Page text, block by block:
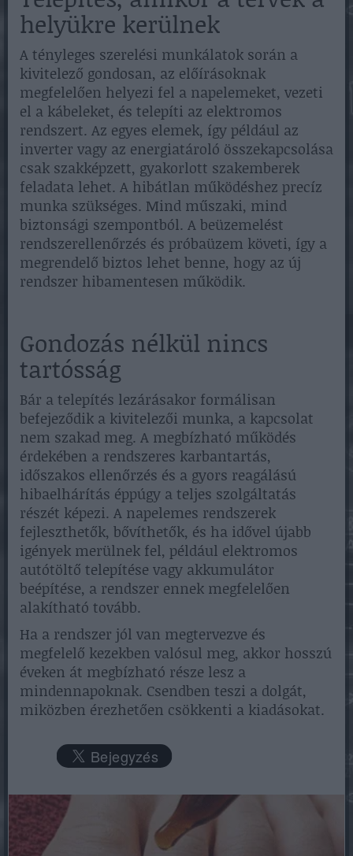
helyükre kerülnek
A tényleges szerelési munkálatok során a
kivitelező gondosan, az előírásoknak
megfelelően helyezi fel a napelemeket, vezeti
el a kábeleket, és telepíti az elektromos
rendszert. Az egyes elemek, így például az
inverter vagy az energiatároló összekapcsolása
csak szakképzett, gyakorlott szakemberek
feladata lehet. A hibátlan működéshez precíz
munka szükséges. Mind műszaki, mind
biztonsági szempontból. A beüzemelést
rendszerellenőrzés és próbaüzem követi, így a
megrendelő biztos lehet benne, hogy az új
rendszer hibamentesen működik.
Gondozás nélkül nincs
tartósság
Bár a telepítés lezárásakor formálisan
befejeződik a kivitelezői munka, a kapcsolat
nem szakad meg. A megbízható működés
érdekében a rendszeres karbantartás,
időszakos ellenőrzés és a gyors reagálású
hibaelhárítás éppúgy a teljes szolgáltatás
részét képezi. A napelemes rendszerek
fejleszthetők, bővíthetők, és ha idővel újabb
igények merülnek fel, például elektromos
autótöltő telepítése vagy akkumulátor
beépítése, a rendszer ennek megfelelően
alakítható tovább.
Ha a rendszer jól van megtervezve és
megfelelő kezekben valósul meg, akkor hosszú
éveken át megbízható része lesz a
mindennapoknak. Csendben teszi a dolgát,
miközben érezhetően csökkenti a kiadásokat.